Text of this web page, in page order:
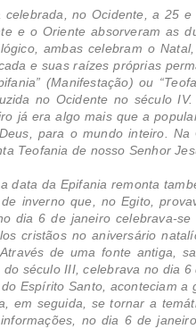
no Ocidente, a 25
e o Oriente absorveram as
ambas celebram o
e suas raízes próprias
(Manifestação) ou
no Ocidente no século
já era algo mais que a
para o mundo inteiro.
Teofania de nosso Senhor
data da Epifania remonta
inverno que, no Egito,
dia 6 de janeiro celebrava-
cristãos no aniversário
de uma fonte antiga,
século III, celebrava no dia
Espírito Santo, aconteciam a
em seguida, se tornar a
no dia 6 de